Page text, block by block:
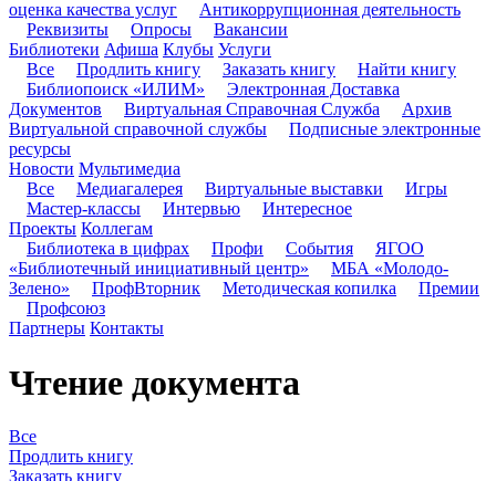
оценка качества услуг
Антикоррупционная деятельность
Реквизиты
Опросы
Вакансии
Библиотеки Афиша Клубы Услуги
Все
Продлить книгу Заказать книгу
Найти книгу
Библиопоиск «ИЛИМ»
Электронная Доставка
Документов
Виртуальная Справочная Служба
Архив
Виртуальной справочной службы
Подписные электронные
ресурсы
Новости Мультимедиа
Все
Медиагалерея Виртуальные выставки
Игры
Мастер-классы
Интервью
Интересное
Проекты Коллегам
Библиотека в цифрах
Профи События
ЯГОО
«Библиотечный инициативный центр»
МБА «Молодо-
Зелено»
ПрофВторник Методическая копилка
Премии
Профсоюз
Партнеры Контакты
Чтение документа
Все
Продлить книгу
Заказать книгу